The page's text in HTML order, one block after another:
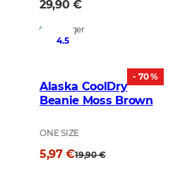
29,90 €
Auf Lager
- 70 %
4.5
Alaska CoolDry
Beanie Moss Brown
ONE SIZE
5,97 €19,90 €